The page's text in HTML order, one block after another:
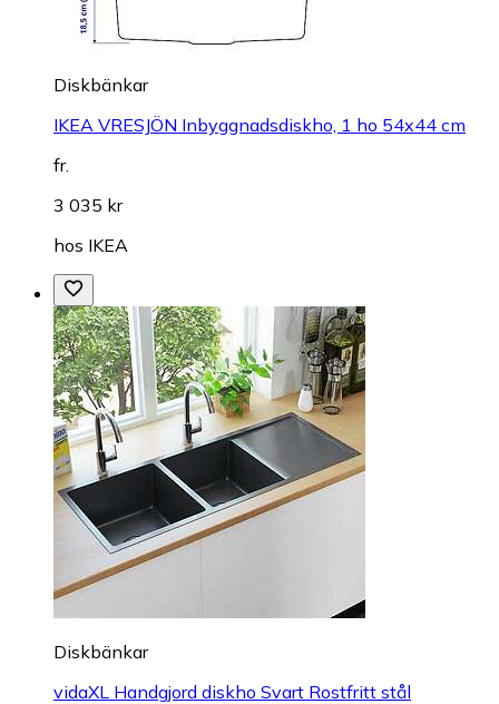
Diskbänkar
IKEA VRESJÖN Inbyggnadsdiskho, 1 ho 54x44 cm
fr.
3 035 kr
hos IKEA
Diskbänkar
vidaXL Handgjord diskho Svart Rostfritt stål